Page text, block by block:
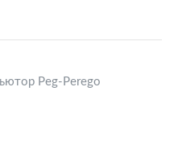
Peg-Perego